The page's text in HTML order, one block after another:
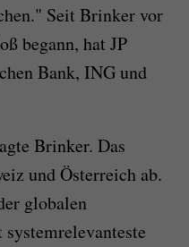
Seit Brinker vor
begann, hat JP
Bank, ING und
Brinker. Das
und Österreich ab.
globalen